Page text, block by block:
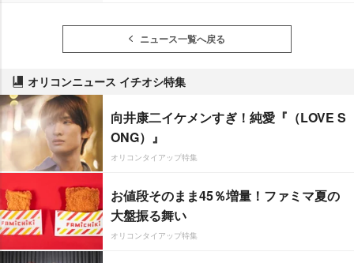
ニュース一覧へ戻る
オリコンニュース イチオシ特集
向井康二イケメンすぎ！純愛『（LOVE S
ONG）』
オリコンタイアップ特集
お値段そのまま45％増量！ファミマ夏の
大盤振る舞い
オリコンタイアップ特集